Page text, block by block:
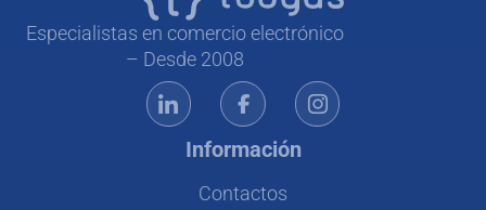
Especialistas en comercio electrónico
– Desde 2008
Información
Contactos